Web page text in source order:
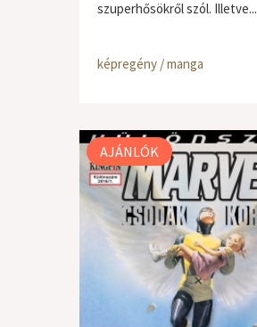
szuperhősökről szól. Illetve...
képregény / manga
AJÁNLÓK